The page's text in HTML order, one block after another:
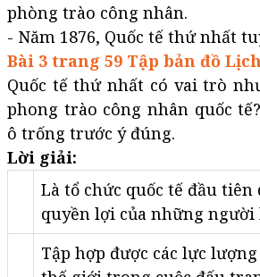
phòng trào công nhân.
- Năm 1876, Quốc tế thứ nhất
Bài 3 trang 59 Tập bản đồ
Quốc tế thứ nhất có vai trò
phong trào công nhân quốc
ô trống trước ý đúng.
Lời giải:
Là tổ chức quốc tế đầu
quyền lợi của những người
Tập hợp được các lực